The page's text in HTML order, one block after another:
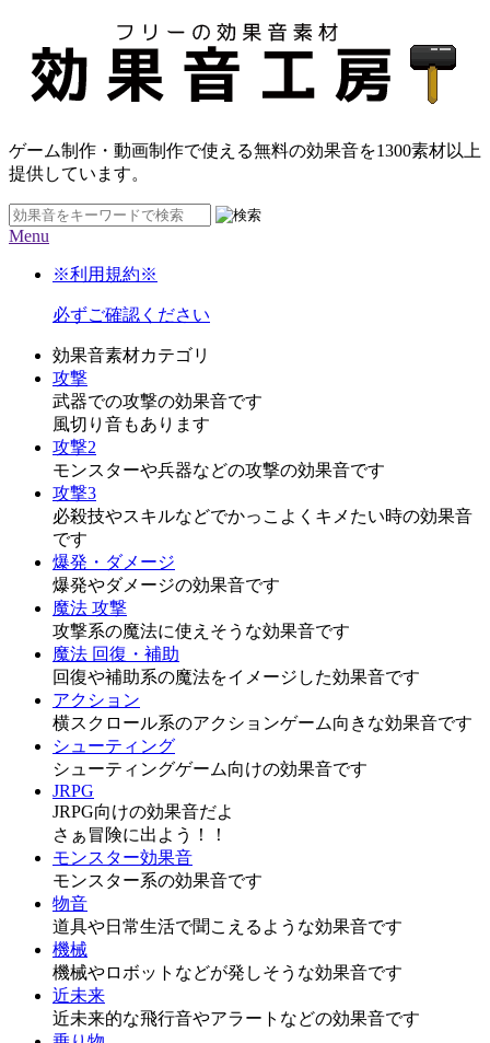
ゲーム制作・動画制作で使える無料の効果音を1300素材以上
提供しています。
Menu
※利用規約※
必ずご確認ください
効果音素材カテゴリ
攻撃
武器での攻撃の効果音です
風切り音もあります
攻撃2
モンスターや兵器などの攻撃の効果音です
攻撃3
必殺技やスキルなどでかっこよくキメたい時の効果音
です
爆発・ダメージ
爆発やダメージの効果音です
魔法 攻撃
攻撃系の魔法に使えそうな効果音です
魔法 回復・補助
回復や補助系の魔法をイメージした効果音です
アクション
横スクロール系のアクションゲーム向きな効果音です
シューティング
シューティングゲーム向けの効果音です
JRPG
JRPG向けの効果音だよ
さぁ冒険に出よう！！
モンスター効果音
モンスター系の効果音です
物音
道具や日常生活で聞こえるような効果音です
機械
機械やロボットなどが発しそうな効果音です
近未来
近未来的な飛行音やアラートなどの効果音です